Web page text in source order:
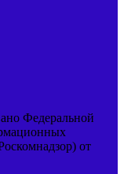
Федеральной
от